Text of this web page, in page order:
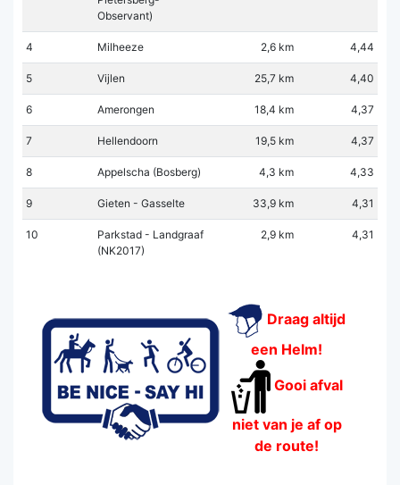
Observant)
4 Milheeze 2,6 km 4,44
5 Vijlen 25,7 km 4,40
6 Amerongen 18,4 km 4,37
7 Hellendoorn 19,5 km 4,37
8 Appelscha (Bosberg) 4,3 km 4,33
9 Gieten - Gasselte 33,9 km 4,31
10
Parkstad - Landgraaf
(NK2017)
2,9 km 4,31
Draag altijd
een Helm!
Gooi afval
niet van je af op
de route!